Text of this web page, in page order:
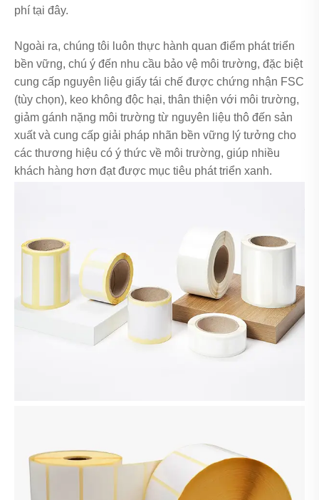
phí tại đây.
Ngoài ra, chúng tôi luôn thực hành quan điểm phát triển
bền vững, chú ý đến nhu cầu bảo vệ môi trường, đặc biệt
cung cấp nguyên liệu giấy tái chế được chứng nhận FSC
(tùy chọn), keo không độc hại, thân thiện với môi trường,
giảm gánh nặng môi trường từ nguyên liệu thô đến sản
xuất và cung cấp giải pháp nhãn bền vững lý tưởng cho
các thương hiệu có ý thức về môi trường, giúp nhiều
khách hàng hơn đạt được mục tiêu phát triển xanh.